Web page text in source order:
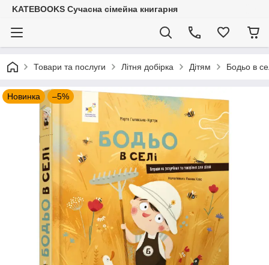
KATEBOOKS Сучасна сімейна книгарня
Товари та послуги Літня добірка Дітям Бодьо в
Новинка –5%